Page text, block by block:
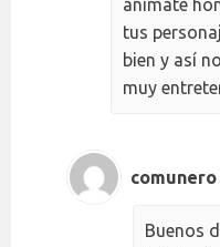
anímate
tus
bien y así
muy
comunero
Buenos